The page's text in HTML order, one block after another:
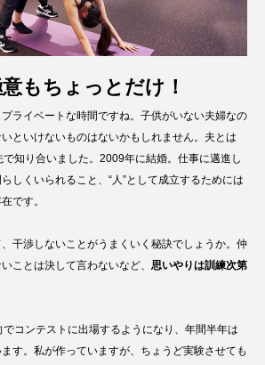
もちょっとだけ！
ライベートな時間ですね。子供がいない夫婦なの
といけないものはないかもしれません。夫とは
知り合いました。2009年に結婚。仕事に邁進し
しくいられること、“人”として成立するためには
です。
干渉しないことがうまくいく秘訣でしょうか。仲
ことは決して言わないなど、 思いやりは訓練次第
コンテストに出場するようになり、年間半年は
す。私が作っていますが、ちょうど実験させても